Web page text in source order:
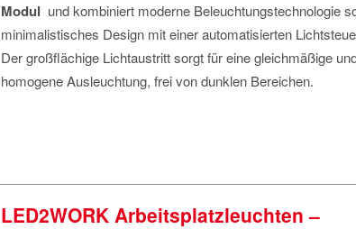
Modul und kombiniert moderne Beleuchtungstechnologie
minimalistisches Design mit einer automatisierten
Der großflächige Lichtaustritt sorgt für eine gleichmäßige
homogene Ausleuchtung, frei von dunklen Bereichen.
LED2WORK Arbeitsplatzleuchten –